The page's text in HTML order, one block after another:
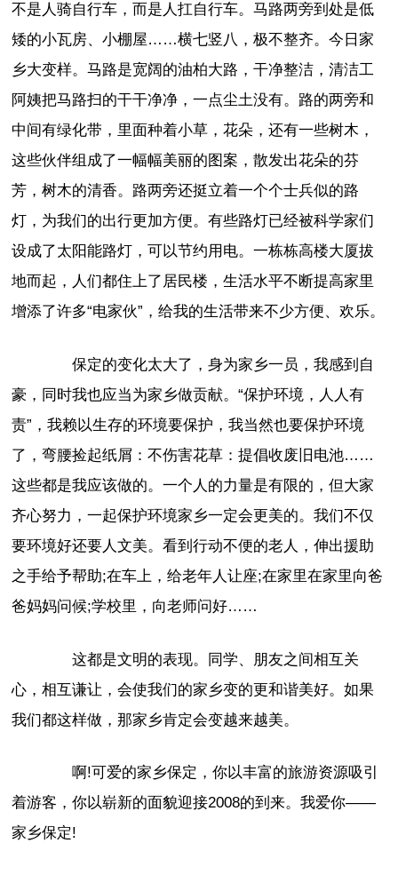
不是人骑自行车，而是人扛自行车。马路两旁到处是低
矮的小瓦房、小棚屋……横七竖八，极不整齐。今日家
乡大变样。马路是宽阔的油柏大路，干净整洁，清洁工
阿姨把马路扫的干干净净，一点尘土没有。路的两旁和
中间有绿化带，里面种着小草，花朵，还有一些树木，
这些伙伴组成了一幅幅美丽的图案，散发出花朵的芬
芳，树木的清香。路两旁还挺立着一个个士兵似的路
灯，为我们的出行更加方便。有些路灯已经被科学家们
设成了太阳能路灯，可以节约用电。一栋栋高楼大厦拔
地而起，人们都住上了居民楼，生活水平不断提高家里
增添了许多“电家伙”，给我的生活带来不少方便、欢乐。
保定的变化太大了，身为家乡一员，我感到自
豪，同时我也应当为家乡做贡献。“保护环境，人人有
责”，我赖以生存的环境要保护，我当然也要保护环境
了，弯腰捡起纸屑：不伤害花草：提倡收废旧电池……
这些都是我应该做的。一个人的力量是有限的，但大家
齐心努力，一起保护环境家乡一定会更美的。我们不仅
要环境好还要人文美。看到行动不便的老人，伸出援助
之手给予帮助;在车上，给老年人让座;在家里在家里向爸
爸妈妈问候;学校里，向老师问好……
这都是文明的表现。同学、朋友之间相互关
心，相互谦让，会使我们的家乡变的更和谐美好。如果
我们都这样做，那家乡肯定会变越来越美。
啊!可爱的家乡保定，你以丰富的旅游资源吸引
着游客，你以崭新的面貌迎接2008的到来。我爱你——
家乡保定!